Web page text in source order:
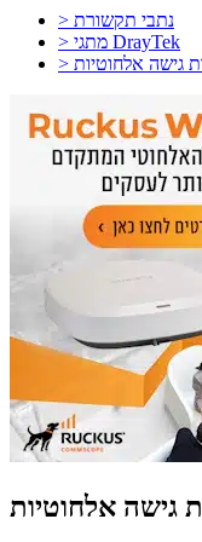
> נתבי תקשורת
> מתגי DrayTek
גישה אלחוטיות
גישה אלחוטיות